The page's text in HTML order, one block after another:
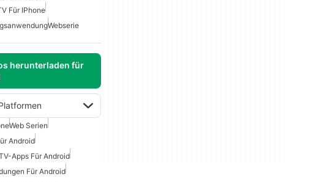
Für IPhone
Webserie
herunterladen für
Web Serien
Android
Apps Für Android
Für Android